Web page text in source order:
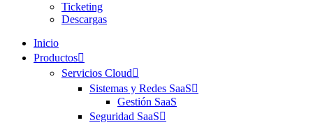
Ticketing
Descargas
Inicio
Productos
Servicios Cloud
Sistemas y Redes SaaS
Gestión SaaS
Seguridad SaaS